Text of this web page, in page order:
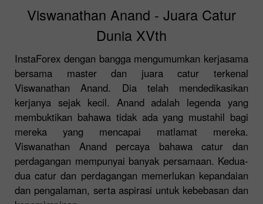
Viswanathan Anand - Juara Catur
Dunia XVth
InstaForex dengan bangga mengumumkan kerjasama
bersama master dan juara catur terkenal
Viswanathan Anand. Dia telah mendedikasikan
kerjanya sejak kecil. Anand adalah legenda yang
membuktikan bahawa tidak ada yang mustahil bagi
mereka yang mencapai matlamat mereka.
Viswanathan Anand percaya bahawa catur dan
perdagangan mempunyai banyak persamaan. Kedua-
dua catur dan perdagangan memerlukan kepandaian
dan pengalaman, serta aspirasi untuk kebebasan dan